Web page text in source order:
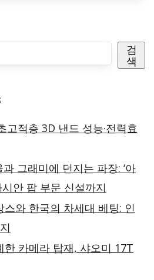
검
색
고적층 3D 낸드 성능·전력효
그래미에 던지는 파장: ‘아
안 팝 부문 신설까지
와 한국의 차세대 베팅: 인
한 카메라 탑재, 샤오미 17T